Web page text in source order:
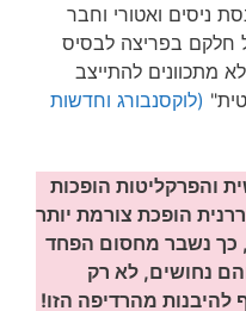
ניסים ואטורי וחבר
חלקם בפריצה לבסיס
מתכוונים להתייצב
(לוקסנבורג וחדשות
והפרקליטות הופכות
הופכת צורמת יותר
כך נשבר מחסום הפחד
נחושים, לא רק
מהרדיפה הזו!